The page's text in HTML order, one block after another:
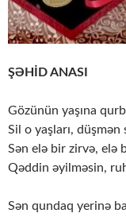
ŞƏHİD ANASI
Gözünün yaşına
Sil o yaşları, düşmən
Sən elə bir zirvə, elə
Qəddin əyilməsin,
Sən qundaq yerinə